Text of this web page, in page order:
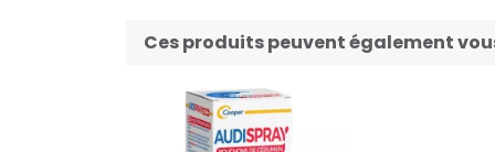
Ces produits peuvent également